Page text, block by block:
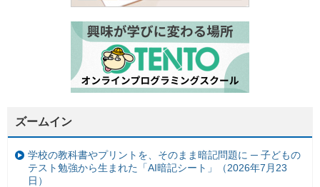
ズームイン
学校の教科書やプリントを、そのまま暗記問題に ─ 子どもの
テスト勉強から生まれた「AI暗記シート」（2026年7月23
日）